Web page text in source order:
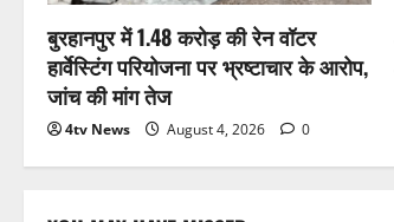
बुरहानपुर में 1.48 करोड़ की रेन वॉटर
हार्वेस्टिंग परियोजना पर भ्रष्टाचार के आरोप,
जांच की मांग तेज
4tv News August 4, 2026 0